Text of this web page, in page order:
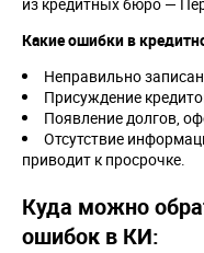
Какие ошибки в
Неправильно
Присуждение
Появление долгов,
Отсутствие
приводит к просрочке.
Куда можно
ошибок в КИ: